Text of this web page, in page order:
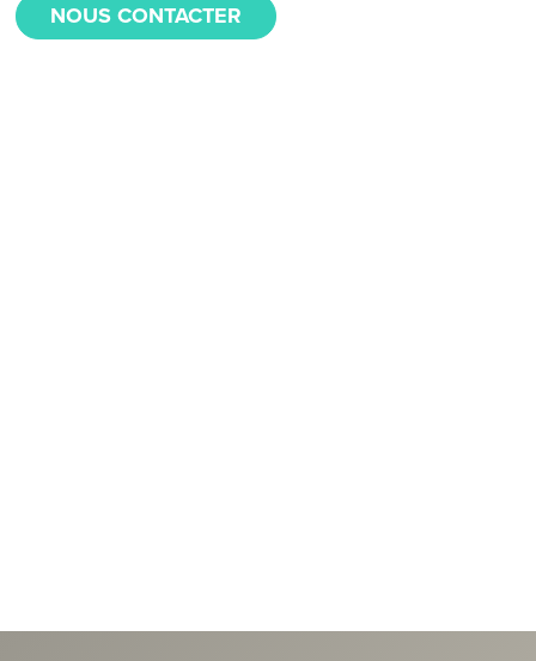
NOUS CONTACTER